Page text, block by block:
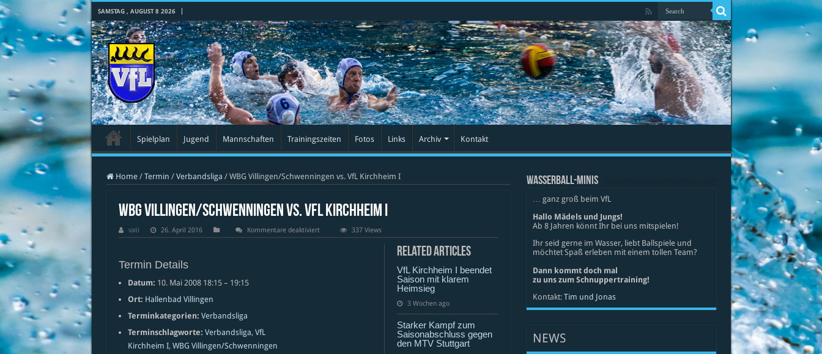
SAMSTAG , AUGUST 8 2026
Spielplan Jugend Mannschaften Trainingszeiten Fotos Links Archiv Kontakt
Home / Termin / Verbandsliga / WBG Villingen/Schwenningen vs. VfL Kirchheim I
WBG Villingen/Schwenningen vs. VfL Kirchheim I
vati 26. April 2016 Kommentare deaktiviertfür
WBG
Villingen/Schwenningen
337 Views
Related Articles
VfL Kirchheim I beendet
Saison mit klarem
Heimsieg
3 Wochen ago
Starker Kampf zum
Saisonabschluss gegen
den MTV Stuttgart
Termin Details
Datum: 10. Mai 2008 18:15– 19:15
Ort: Hallenbad Villingen
Terminkategorien: Verbandsliga
Terminschlagworte: Verbandsliga, VfL
Kirchheim I, WBG Villingen/Schwenningen
WASSERBALL-MINIS
… ganz groß beim VfL
Hallo Mädels und Jungs!
Ab 8 Jahren könnt Ihr bei uns mitspielen!
Ihr seid gerne im Wasser, liebt Ballspiele und
möchtet Spaß erleben mit einem tollen Team?
Dann kommt doch mal
zu uns zum Schnuppertraining!
Kontakt: Tim und Jonas
NEWS